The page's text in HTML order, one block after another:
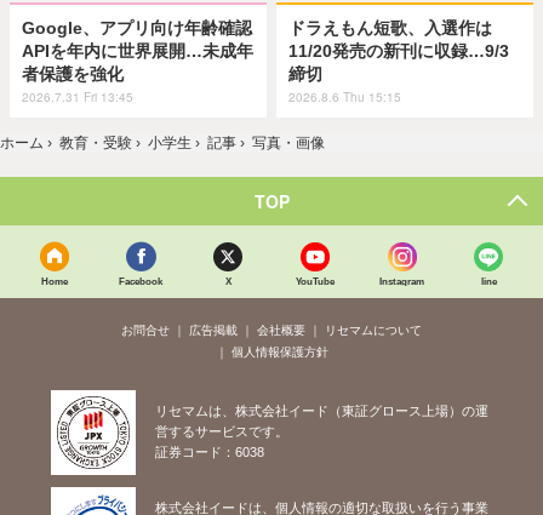
Google、アプリ向け年齢確認
APIを年内に世界展開…未成年
者保護を強化
2026.7.31 Fri 13:45
ドラえもん短歌、入選作は
11/20発売の新刊に収録…9/3
締切
2026.8.6 Thu 15:15
ホーム › 教育・受験 › 小学生 › 記事 › 写真・画像
TOP
Home Facebook X YouTube Instagram line
お問合せ 広告掲載 会社概要
リセマムについて
個人情報保護方針
リセマムは、株式会社イード（東証グロース上場）の運
営するサービスです。
証券コード：6038
株式会社イードは、個人情報の適切な取扱いを行う事業